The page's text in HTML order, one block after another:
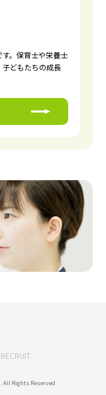
。保育士や栄養士
どもたちの成長
RECRUIT
All Rights Reserved.